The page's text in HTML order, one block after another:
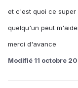
et c'est quoi ce super
quelqu'un peut
merci d'avance
Modifié 11 octobre